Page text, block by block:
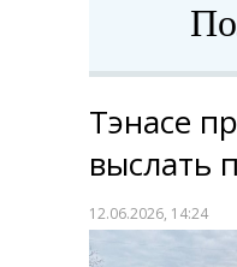
Тэнасе
выслать
12.06.2026, 14:24